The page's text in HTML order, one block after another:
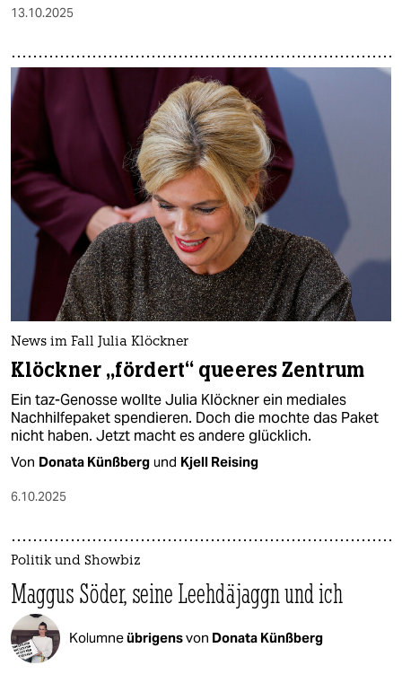
13.10.2025
News im Fall Julia Klöckner
Klöckner „fördert“ queeres Zentrum
Ein taz-Genosse wollte Julia Klöckner ein mediales
Nachhilfepaket spendieren. Doch die mochte das Paket
nicht haben. Jetzt macht es andere glücklich.
Von Donata Künßberg und Kjell Reising
6.10.2025
Politik und Showbiz
Maggus Söder, seine Leehdäjaggn und ich
Kolumneübrigensvon Donata Künßberg